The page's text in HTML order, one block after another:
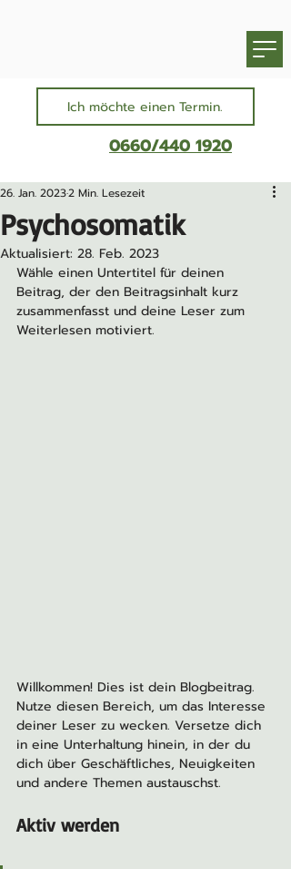
Ich möchte einen Termin.
0660/440 1920
Psychosomatik
26. Jan. 20232 Min. Lesezeit
Aktualisiert: 28. Feb. 2023
Wähle einen Untertitel für deinen
Beitrag, der den Beitragsinhalt kurz
zusammenfasst und deine Leser zum
Weiterlesen motiviert.
Willkommen! Dies ist dein Blogbeitrag.
Nutze diesen Bereich, um das Interesse
deiner Leser zu wecken. Versetze dich
in eine Unterhaltung hinein, in der du
dich über Geschäftliches, Neuigkeiten
und andere Themen austauschst.
Aktiv werden